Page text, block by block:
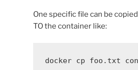
One specific file can be copied
TO the container like: